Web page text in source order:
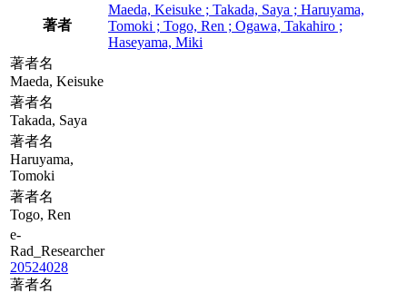
著者
Maeda, Keisuke ; Takada, Saya ; Haruyama,
Tomoki ; Togo, Ren ; Ogawa, Takahiro ;
Haseyama, Miki
著者名
Maeda, Keisuke
著者名
Takada, Saya
著者名
Haruyama,
Tomoki
著者名
Togo, Ren
e-
Rad_Researcher
20524028
著者名